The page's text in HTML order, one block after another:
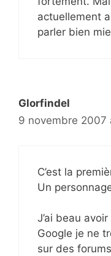
actuellement
parler bien
Glorfindel
9 novembre 2007
C’est la
Un
J’ai beau
Google je ne
sur des